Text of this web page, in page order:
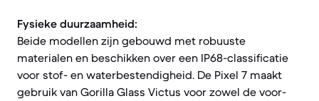
Fysieke duurzaamheid:
Beide modellen zijn gebouwd met robuuste
materialen en beschikken over een IP68-classificatie
voor stof- en waterbestendigheid. De Pixel 7 maakt
gebruik van Gorilla Glass Victus voor zowel de voor-